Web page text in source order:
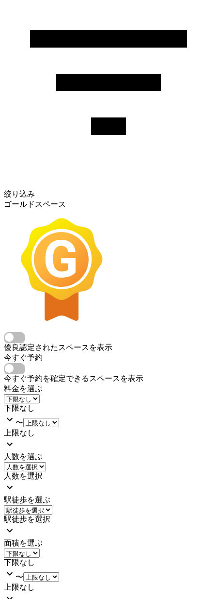
絞り込み
ゴールドスペース
優良認定されたスペースを表示
今すぐ予約
今すぐ予約を確定できるスペースを表示
料金を選ぶ
下限なし
〜
上限なし
人数を選ぶ
人数を選択
駅徒歩を選ぶ
駅徒歩を選択
面積を選ぶ
下限なし
〜
上限なし